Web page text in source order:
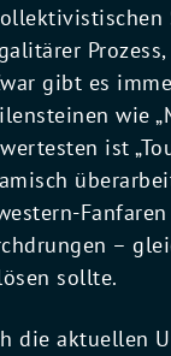
gibt es
wie
ist
–
sollte.
die aktuellen